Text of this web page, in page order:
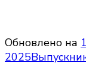
Обновлено на
2025